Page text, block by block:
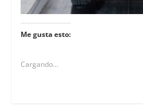
Me gusta esto:
Cargando...